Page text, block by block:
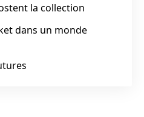
la collection
dans un monde